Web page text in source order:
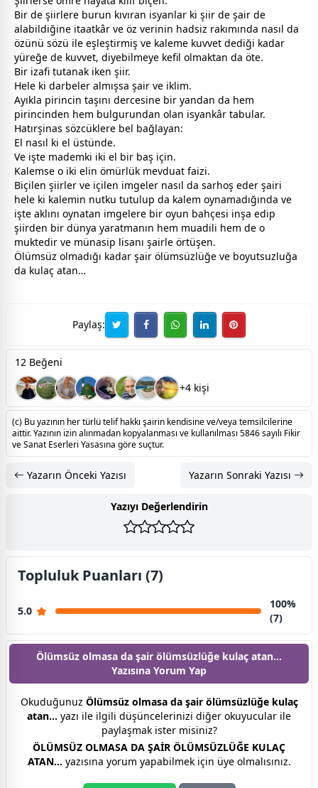
Bir de şiirlere burun kıvıran isyanlar ki şiir de şair de
alabildiğine itaatkâr ve öz verinin hadsiz rakımında nasıl da
özünü sözü ile eşleştirmiş ve kaleme kuvvet dediği kadar
yüreğe de kuvvet, diyebilmeye kefil olmaktan da öte.
Bir izafi tutanak iken şiir.
Hele ki darbeler almışsa şair ve iklim.
Ayıkla pirincin taşını dercesine bir yandan da hem
pirincinden hem bulgurundan olan isyankâr tabular.
Hatırşinas sözcüklere bel bağlayan:
El nasıl ki el üstünde.
Ve işte mademki iki el bir baş için.
Kalemse o iki elin ömürlük mevduat faizi.
Biçilen şiirler ve içilen imgeler nasıl da sarhoş eder şairi
hele ki kalemin nutku tutulup da kalem oynamadığında ve
işte aklını oynatan imgelere bir oyun bahçesi inşa edip
şiirden bir dünya yaratmanın hem muadili hem de o
muktedir ve münasip lisanı şairle örtüşen.
Ölümsüz olmadığı kadar şair ölümsüzlüğe ve boyutsuzluğa
da kulaç atan…
Paylaş:
12 Beğeni
+4 kişi
(c) Bu yazının her türlü telif hakkı şairin kendisine ve/veya temsilcilerine
aittir. Yazının izin alınmadan kopyalanması ve kullanılması 5846 sayılı Fikir
ve Sanat Eserleri Yasasına göre suçtur.
Yazarın Önceki Yazısı Yazarın Sonraki Yazısı
Yazıyı Değerlendirin
Topluluk Puanları (7)
5.0
100%
(7)
Ölümsüz olmasa da şair ölümsüzlüğe kulaç atan...
Yazısına Yorum Yap
Okuduğunuz Ölümsüz olmasa da şair ölümsüzlüğe kulaç
atan... yazı ile ilgili düşüncelerinizi diğer okuyucular ile
paylaşmak ister misiniz?
ÖLÜMSÜZ OLMASA DA ŞAİR ÖLÜMSÜZLÜĞE KULAÇ
ATAN... yazısına yorum yapabilmek için üye olmalısınız.